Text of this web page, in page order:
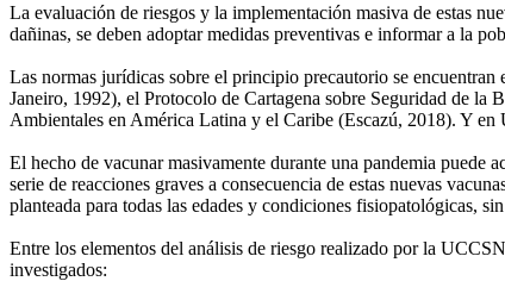
La evaluación de riesgos y la implementación masiva de estas
dañinas, se deben adoptar medidas preventivas e informar a la
Las normas jurídicas sobre el principio precautorio se
Janeiro, 1992), el Protocolo de Cartagena sobre Seguridad de
Ambientales en América Latina y el Caribe (Escazú, 2018). Y
El hecho de vacunar masivamente durante una pandemia puede
serie de reacciones graves a consecuencia de estas nuevas
planteada para todas las edades y condiciones fisiopatológicas,
Entre los elementos del análisis de riesgo realizado por la
investigados: